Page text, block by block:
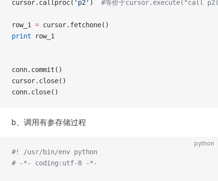
cursor.callproc( 'p2' ) #等价于cursor.execute("call
row_1 = cursor.fetchone()
print row_1
conn.commit()
cursor.close()
conn.close()
b、调用有参存储过程
python
#! /usr/bin/env python
# -*- coding:utf-8 -*-